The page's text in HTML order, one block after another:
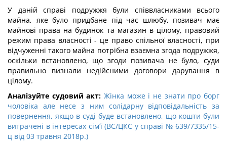
У даній справі подружжя були співвласниками всього
майна, яке було придбане під час шлюбу, позивач має
майнові права на будинок та магазин в цілому, правовий
режим права власності - це право спільної власності, при
відчуженні такого майна потрібна взаємна згода подружжя,
оскільки встановлено, що згоди позивача не було, суди
правильно визнали недійсними договори дарування в
цілому.
Аналізуйте судовий акт: Жінка може і не знати про борг
чоловіка але несе з ним солідарну відповідальність за
повернення, якщо в суді буде встановлено, що кошти були
витрачені в інтересах сім’ї (ВС/ЦКС у справі № 639/7335/15-
ц від 03 травня 2018р.)